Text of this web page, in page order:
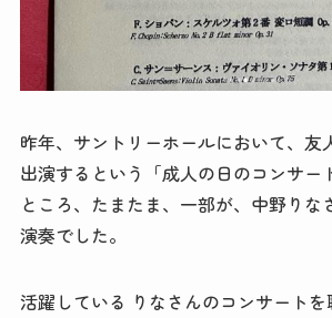
昨年、サントリーホールにおいて、友
出演するという「成人の日のコンサー
ところ、たまたま、一部が、中野りな
演奏でした。
活躍している りなさんのコンサート